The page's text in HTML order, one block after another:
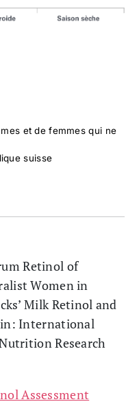
et de femmes qui ne
suisse
Retinol of
Women in
Milk Retinol and
International
Research
Assessment